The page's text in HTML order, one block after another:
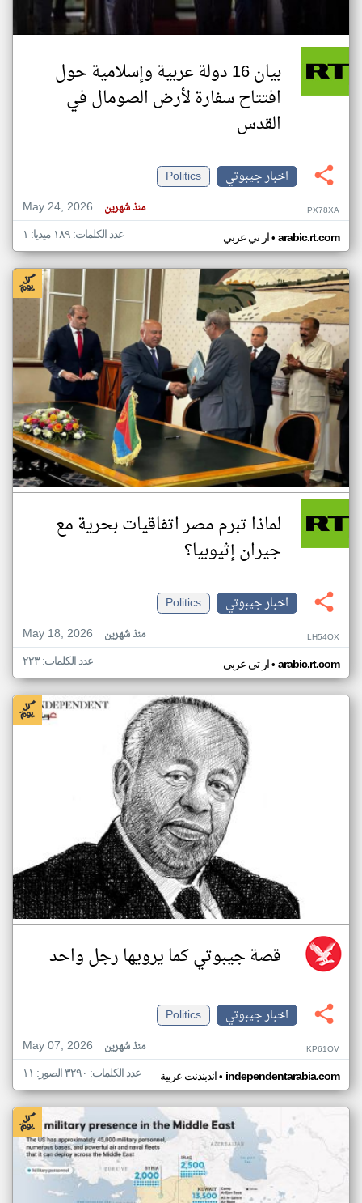
بيان 16 دولة عربية وإسلامية حول
افتتاح سفارة لأرض الصومال في
القدس
اخبار جيبوتي
Politics
May 24, 2026
منذ شهرين PX78XA
ار تي عربي• arabic.rt.com عدد الكلمات: ١٨٩ ميديا: ١
لماذا تبرم مصر اتفاقيات بحرية مع
جيران إثيوبيا؟
اخبار جيبوتي
Politics
May 18, 2026
منذ شهرين LH54OX
ار تي عربي• arabic.rt.com عدد الكلمات: ٢٢٣
قصة جيبوتي كما يرويها رجل واحد
اخبار جيبوتي
Politics
May 07, 2026
منذ شهرين KP61OV
اندبندنت عربية• independentarabia.com عدد الكلمات: ٣٢٩٠ الصور: ١١